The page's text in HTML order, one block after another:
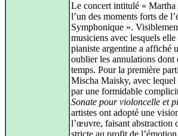
Le concert intitulé «
l’un des moments forts de
Symphonique ».
musiciens avec lesquels
pianiste argentine a affiché
oublier les annulations dont
temps. Pour la première
Mischa Maisky, avec lequel
par une formidable
Sonate pour violoncelle et
artistes ont adopté une
l’œuvre, faisant abstraction
stricte au profit de